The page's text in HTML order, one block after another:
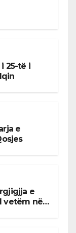
25-të i
e
e
vetëm në